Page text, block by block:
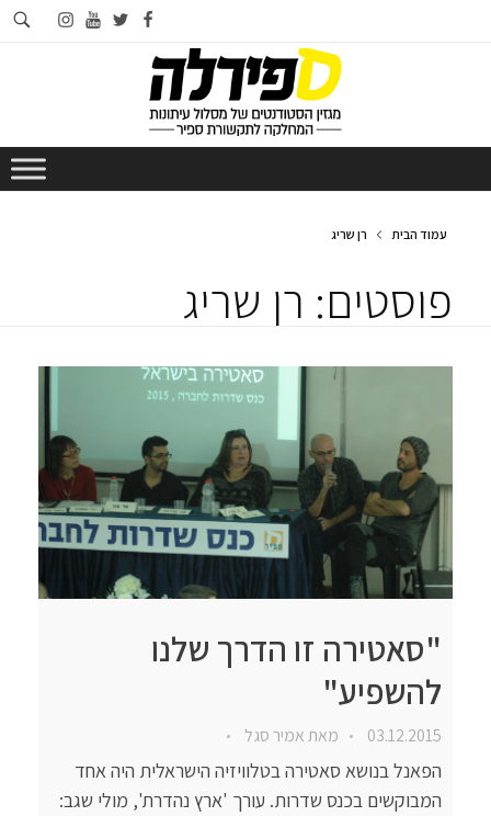
facebook
twitter
youtube
instagram
עמוד הבית רן שריג
פוסטים: רן שריג
"סאטירה זו הדרך שלנו
להשפיע"
03.12.2015 מאתאמיר סגל
הפאנל בנושא סאטירה בטלוויזיה הישראלית היה אחד
המבוקשים בכנס שדרות. עורך 'ארץ נהדרת', מולי שגב: